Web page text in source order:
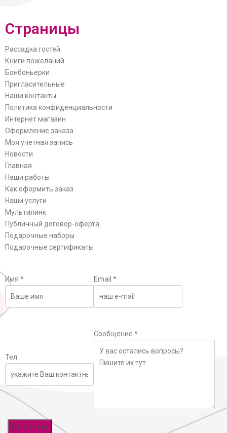
Страницы
Рассадка гостей
Книги пожеланий
Бонбоньерки
Пригласительные
Наши контакты
Политика конфиденциальности
Интернет магазин
Оформление заказа
Моя учетная запись
Новости
Главная
Наши работы
Как оформить заказ
Наши услуги
Мультилинк
Публичный договор-оферта
Подарочные наборы
Подарочные сертификаты
Имя * Email *
Тел
Сообщение *
Отправить